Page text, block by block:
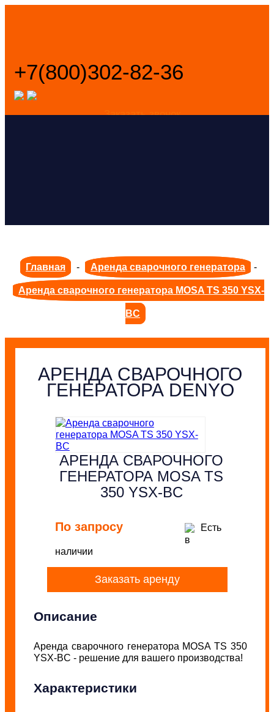
+7(800)302-82-36
Заказать звонок
Главная - Аренда сварочного генератора -
Аренда сварочного генератора MOSA TS 350 YSX-
BC
АРЕНДА СВАРОЧНОГО
ГЕНЕРАТОРА DENYO
АРЕНДА СВАРОЧНОГО
ГЕНЕРАТОРА MOSA TS
350 YSX-BC
По запросу
Есть
в
наличии
Заказать аренду
Описание
Аренда сварочного генератора MOSA TS 350
YSX-BC - решение для вашего производства!
Характеристики